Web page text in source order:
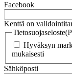
Facebook
Kenttä on
Tietosuojaseloste
Hyväksyn
mukaisesti
Sähköposti